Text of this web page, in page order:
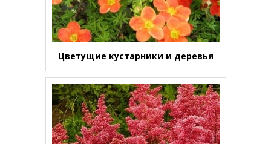
Цветущие кустарники и деревья